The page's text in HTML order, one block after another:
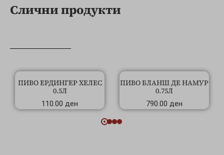
Слични продукти
ПИВО ЕРДИНГЕР ХЕЛЕС
0.5Л
110.00 ден
ПИВО БЛАНШ ДЕ НАМУР
0.75Л
790.00 ден